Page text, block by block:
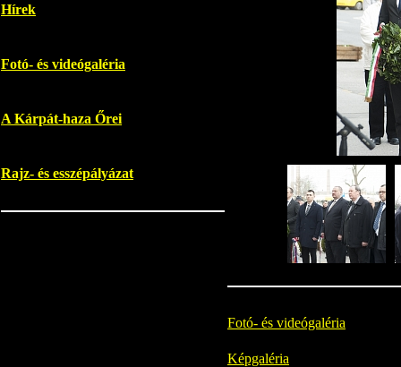
Hírek
Fotó- és videógaléria
A Kárpát-haza Őrei
Rajz- és esszépályázat
Fotó- és videógaléria
Képgaléria